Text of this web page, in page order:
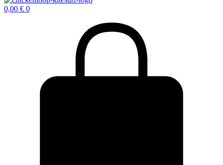
0,00 € 0